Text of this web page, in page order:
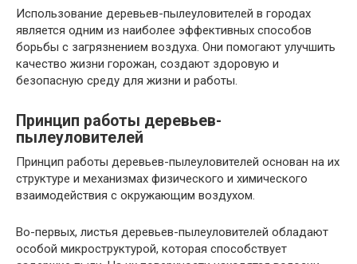
Использование деревьев-пылеуловителей в городах
является одним из наиболее эффективных способов
борьбы с загрязнением воздуха. Они помогают улучшить
качество жизни горожан, создают здоровую и
безопасную среду для жизни и работы.
Принцип работы деревьев-
пылеуловителей
Принцип работы деревьев-пылеуловителей основан на их
структуре и механизмах физического и химического
взаимодействия с окружающим воздухом.
Во-первых, листья деревьев-пылеуловителей обладают
особой микроструктурой, которая способствует